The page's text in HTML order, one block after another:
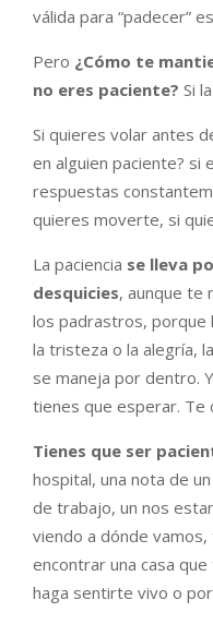
válida para “padecer”
Pero ¿Cómo te
no eres paciente? Si
Si quieres volar antes
en alguien paciente? si
respuestas
quieres moverte, si
La paciencia se lleva
desquicies, aunque te
los padrastros, porque
la tristeza o la alegría,
se maneja por dentro.
tienes que esperar. Te
Tienes que ser
hospital, una nota de
de trabajo, un nos
viendo a dónde
encontrar una casa
haga sentirte vivo o por